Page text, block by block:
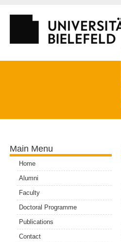
Main Menu
Home
Alumni
Faculty
Doctoral Programme
Publications
Contact